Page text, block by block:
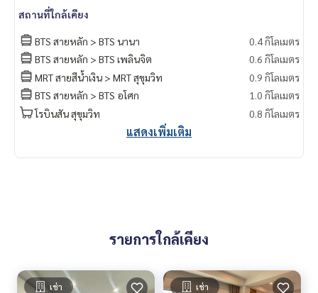
สถานที่ใกล้เคียง
BTS สายหลัก > BTS นานา
0.4 กิโลเมตร
BTS สายหลัก > BTS เพลินจิต
0.6 กิโลเมตร
MRT สายสีน้ำเงิน > MRT สุขุมวิท
0.9 กิโลเมตร
BTS สายหลัก > BTS อโศก
1.0 กิโลเมตร
โรบินสัน สุขุมวิท
0.8 กิโลเมตร
แสดงเพิ่มเติม
รายการใกล้เคียง
เช่า เช่า